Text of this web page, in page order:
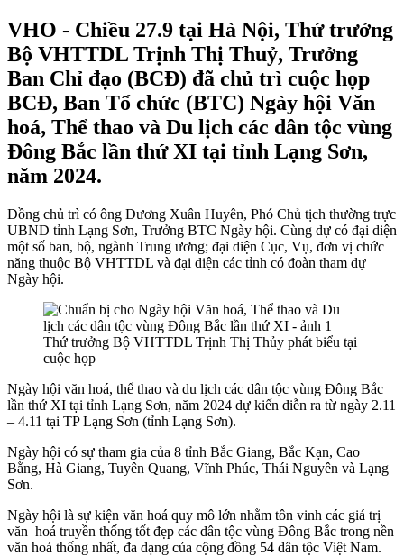
VHO - Chiều 27.9 tại Hà Nội, Thứ trưởng
Bộ VHTTDL Trịnh Thị Thuỷ, Trưởng
Ban Chỉ đạo (BCĐ) đã chủ trì cuộc họp
BCĐ, Ban Tổ chức (BTC) Ngày hội Văn
hoá, Thể thao và Du lịch các dân tộc vùng
Đông Bắc lần thứ XI tại tỉnh Lạng Sơn,
năm 2024.
Đồng chủ trì có ông Dương Xuân Huyên, Phó Chủ tịch thường trực
UBND tỉnh Lạng Sơn, Trưởng BTC Ngày hội. Cùng dự có đại diện
một số ban, bộ, ngành Trung ương; đại diện Cục, Vụ, đơn vị chức
năng thuộc Bộ VHTTDL và đại diện các tỉnh có đoàn tham dự
Ngày hội.
Thứ trưởng Bộ VHTTDL Trịnh Thị Thủy phát biểu tại
cuộc họp
Ngày hội văn hoá, thể thao và du lịch các dân tộc vùng Đông Bắc
lần thứ XI tại tỉnh Lạng Sơn, năm 2024 dự kiến diễn ra từ ngày 2.11
– 4.11 tại TP Lạng Sơn (tỉnh Lạng Sơn).
Ngày hội có sự tham gia của 8 tỉnh Bắc Giang, Bắc Kạn, Cao
Bằng, Hà Giang, Tuyên Quang, Vĩnh Phúc, Thái Nguyên và Lạng
Sơn.
Ngày hội là sự kiện văn hoá quy mô lớn nhằm tôn vinh các giá trị
văn hoá truyền thống tốt đẹp các dân tộc vùng Đông Bắc trong nền
văn hoá thống nhất, đa dạng của cộng đồng 54 dân tộc Việt Nam.